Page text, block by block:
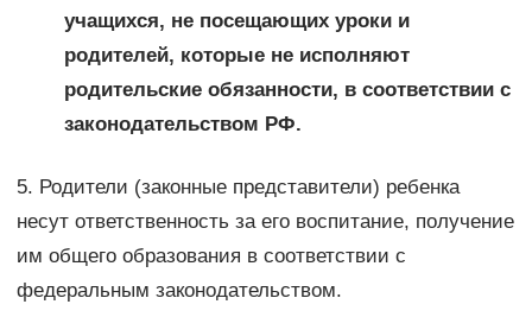
учащихся, не посещающих уроки и
родителей, которые не исполняют
родительские обязанности, в соответствии с
законодательством РФ.
5. Родители (законные представители) ребенка
несут ответственность за его воспитание, получение
им общего образования в соответствии с
федеральным законодательством.